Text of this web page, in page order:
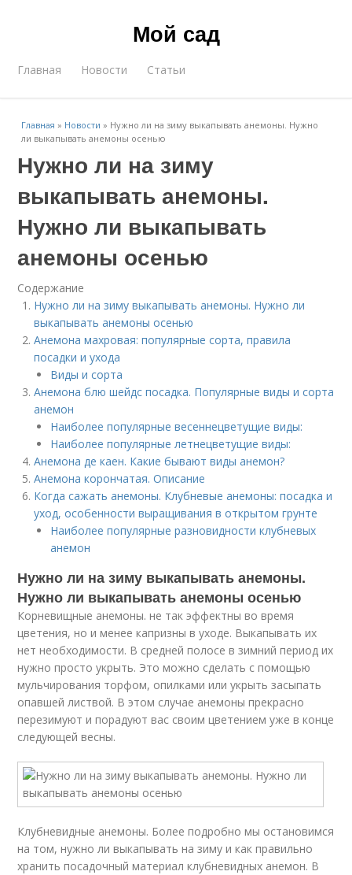
Мой сад
Главная Новости Статьи
Главная » Новости » Нужно ли на зиму выкапывать анемоны. Нужно
ли выкапывать анемоны осенью
Нужно ли на зиму
выкапывать анемоны.
Нужно ли выкапывать
анемоны осенью
Содержание
Нужно ли на зиму выкапывать анемоны. Нужно ли
выкапывать анемоны осенью
Анемона махровая: популярные сорта, правила
посадки и ухода
Виды и сорта
Анемона блю шейдс посадка. Популярные виды и сорта
анемон
Наиболее популярные весеннецветущие виды:
Наиболее популярные летнецветущие виды:
Анемона де каен. Какие бывают виды анемон?
Анемона корончатая. Описание
Когда сажать анемоны. Клубневые анемоны: посадка и
уход, особенности выращивания в открытом грунте
Наиболее популярные разновидности клубневых
анемон
Нужно ли на зиму выкапывать анемоны.
Нужно ли выкапывать анемоны осенью
Корневищные анемоны. не так эффектны во время
цветения, но и менее капризны в уходе. Выкапывать их
нет необходимости. В средней полосе в зимний период их
нужно просто укрыть. Это можно сделать с помощью
мульчирования торфом, опилками или укрыть засыпать
опавшей листвой. В этом случае анемоны прекрасно
перезимуют и порадуют вас своим цветением уже в конце
следующей весны.
Клубневидные анемоны. Более подробно мы остановимся
на том, нужно ли выкапывать на зиму и как правильно
хранить посадочный материал клубневидных анемон. В